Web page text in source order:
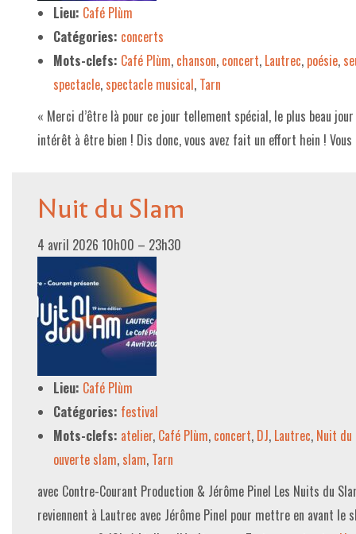
Lieu: Café Plùm
Catégories: concerts
Mots-clefs: Café Plùm, chanson, concert, Lautrec, poésie,
spectacle, spectacle musical, Tarn
« Merci d’être là pour ce jour tellement spécial, le plus beau jour
intérêt à être bien ! Dis donc, vous avez fait un effort hein !
Nuit du Slam
4 avril 2026 10h00 – 23h30
Lieu: Café Plùm
Catégories: festival
Mots-clefs: atelier, Café Plùm, concert, DJ, Lautrec, Nuit du
ouverte slam, slam, Tarn
avec Contre-Courant Production & Jérôme Pinel Les Nuits du
reviennent à Lautrec avec Jérôme Pinel pour mettre en avant